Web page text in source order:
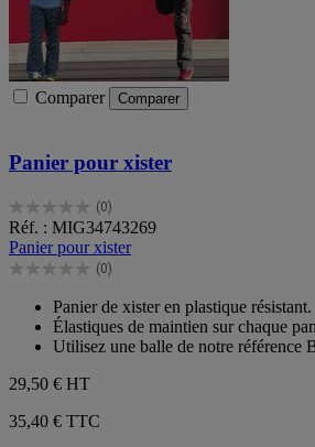
Comparer Comparer
Panier pour xister
(0)
0.0
sur
5
étoiles.
Réf. : MIG34743269
Panier pour xister
(0)
0.0
étoiles.
Panier de xister en plastique résistant.
Élastiques de maintien sur chaque
Utilisez une balle de notre référence
29,50 € HT
35,40 € TTC